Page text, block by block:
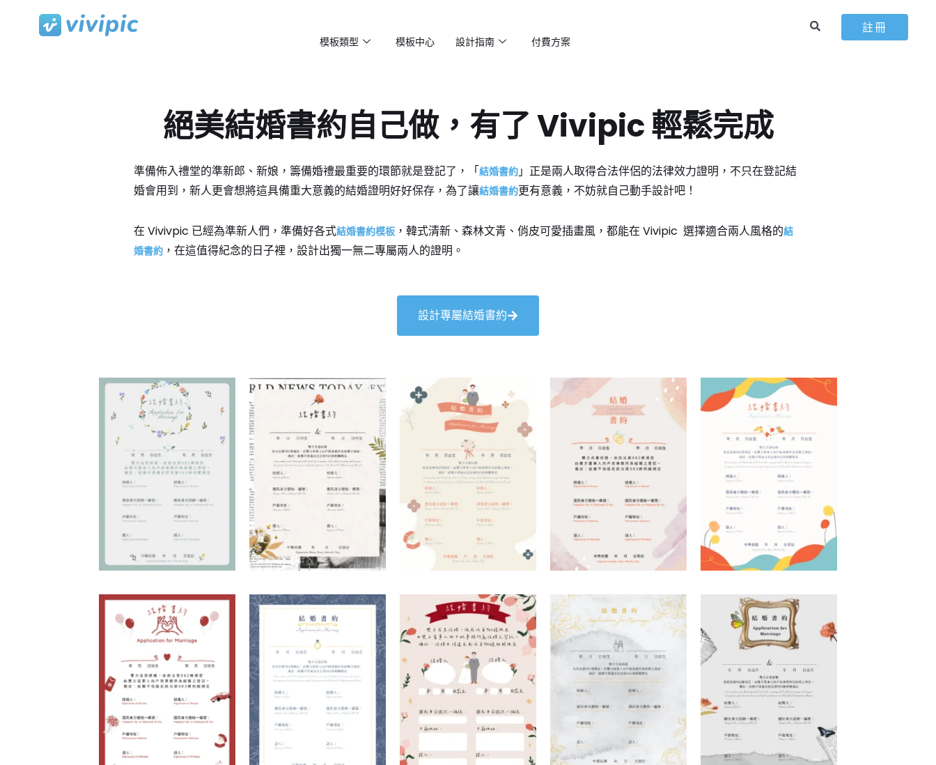
模板類型 模板中心 設計指南 付費方案
註冊
絕美結婚書約自己做，有了 Vivipic 輕鬆完成
準備佈入禮堂的準新郎、新娘，籌備婚禮最重要的環節就是登記了，「結婚書約 」正是兩人取得合法伴侶的法律效力證明，不只在登記結
婚會用到，新人更會想將這具備重大意義的結婚證明好好保存，為了讓結婚書約更有意義，不妨就自己動手設計吧！
在 Vivivpic 已經為準新人們，準備好各式結婚書約模板 ，韓式清新、森林文青、俏皮可愛插畫風，都能在 Vivipic 選擇適合兩人風格的結
婚書約 ，在這值得紀念的日子裡，設計出獨一無二專屬兩人的證明。
設計專屬結婚書約